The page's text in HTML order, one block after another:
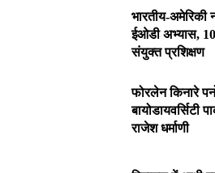
भारतीय-अमेरिकी
ईओडी अभ्यास,
संयुक्त प्रशिक्षण
फोरलेन किनारे
बायोडायवर्सिटी
राजेश धर्माणी